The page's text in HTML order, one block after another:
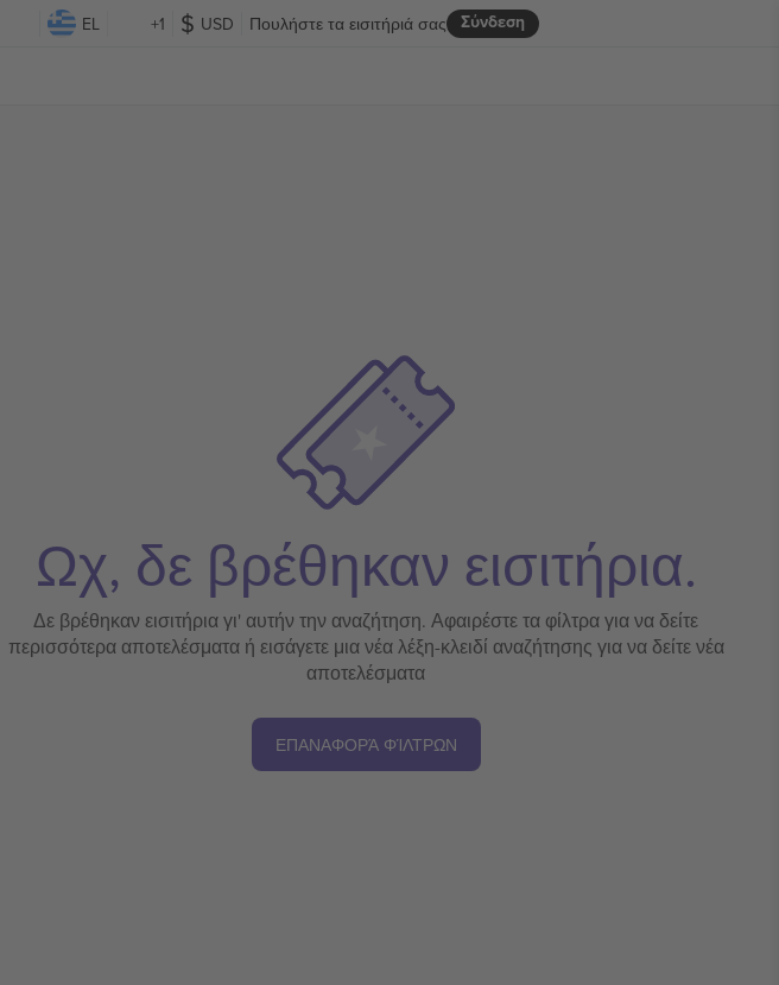
EL +1 USD Σύνδεση
Πουλήστε τα εισιτήριά σας
Ωχ, δε βρέθηκαν εισιτήρια.
Δε βρέθηκαν εισιτήρια γι' αυτήν την αναζήτηση. Αφαιρέστε τα φίλτρα για να δείτε
περισσότερα αποτελέσματα ή εισάγετε μια νέα λέξη-κλειδί αναζήτησης για να δείτε νέα
αποτελέσματα
ΕΠΑΝΑΦΟΡΆ ΦΊΛΤΡΩΝ